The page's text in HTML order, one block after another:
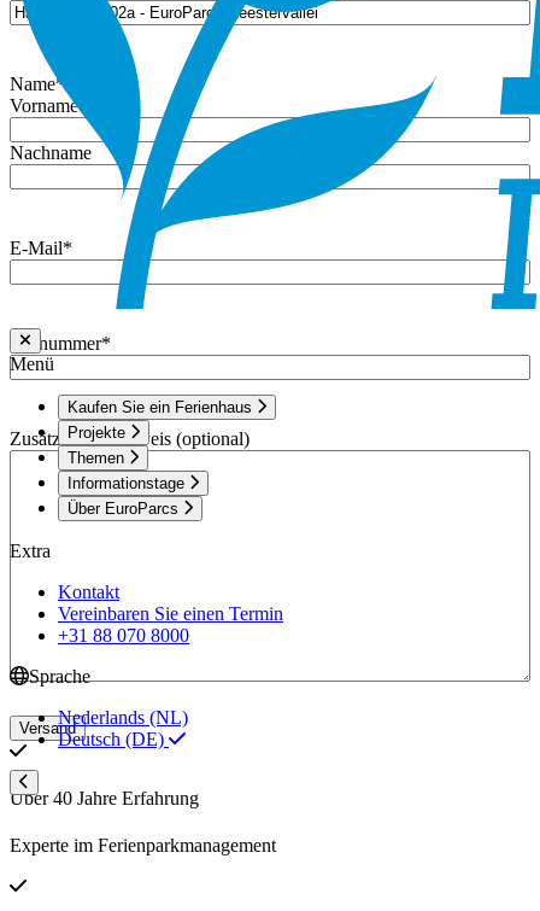
Menü
Kaufen Sie ein Ferienhaus
Projekte
Themen
Informationstage
Über EuroParcs
Extra
Kontakt
Vereinbaren Sie einen Termin
+31 88 070 8000
Sprache
Nederlands (NL)
Deutsch (DE)
Name*
Vorname
Nachname
E-Mail*
Rufnummer*
Zusätzlicher Hinweis (optional)
Versand
Über 40 Jahre Erfahrung
Experte im Ferienparkmanagement